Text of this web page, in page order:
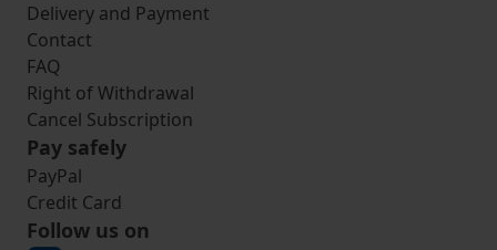
Delivery and Payment
Contact
FAQ
Right of Withdrawal
Cancel Subscription
Pay safely
PayPal
Credit Card
Follow us on